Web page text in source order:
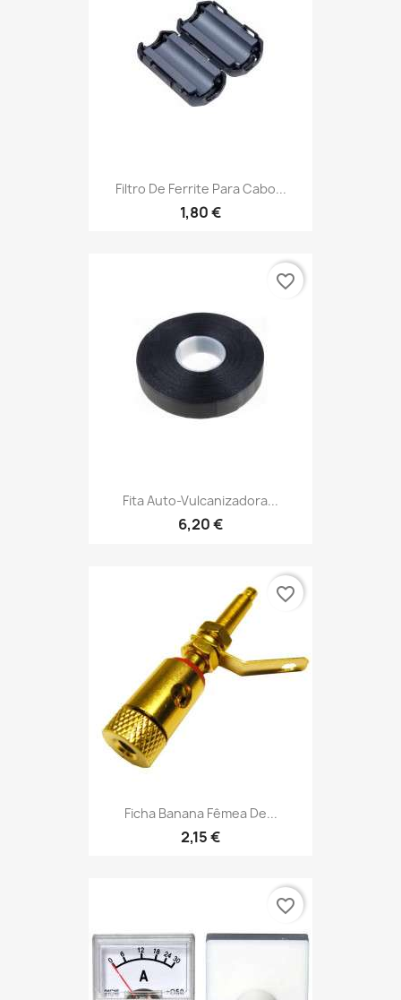
Filtro De Ferrite Para Cabo...
1,80 €
Fita Auto-Vulcanizadora...
6,20 €
favorite_border
Ficha Banana Fêmea De...
2,15 €
favorite_border
favorite_border